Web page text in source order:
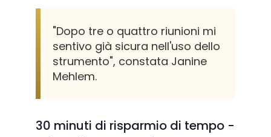
"Dopo tre o quattro riunioni mi
sentivo già sicura nell'uso dello
strumento", constata Janine
Mehlem.
30 minuti di risparmio di tempo -